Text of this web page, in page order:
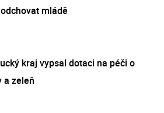
mládě
kraj vypsal dotaci na péči o
a zeleň